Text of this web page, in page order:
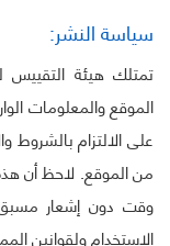
سياسة النشر:
تمتلك هيئة التقييس
الموقع والمعلومات
على الالتزام بالشروط
من الموقع. لاحظ أن
وقت دون إشعار
الاستخدام ولقوانين